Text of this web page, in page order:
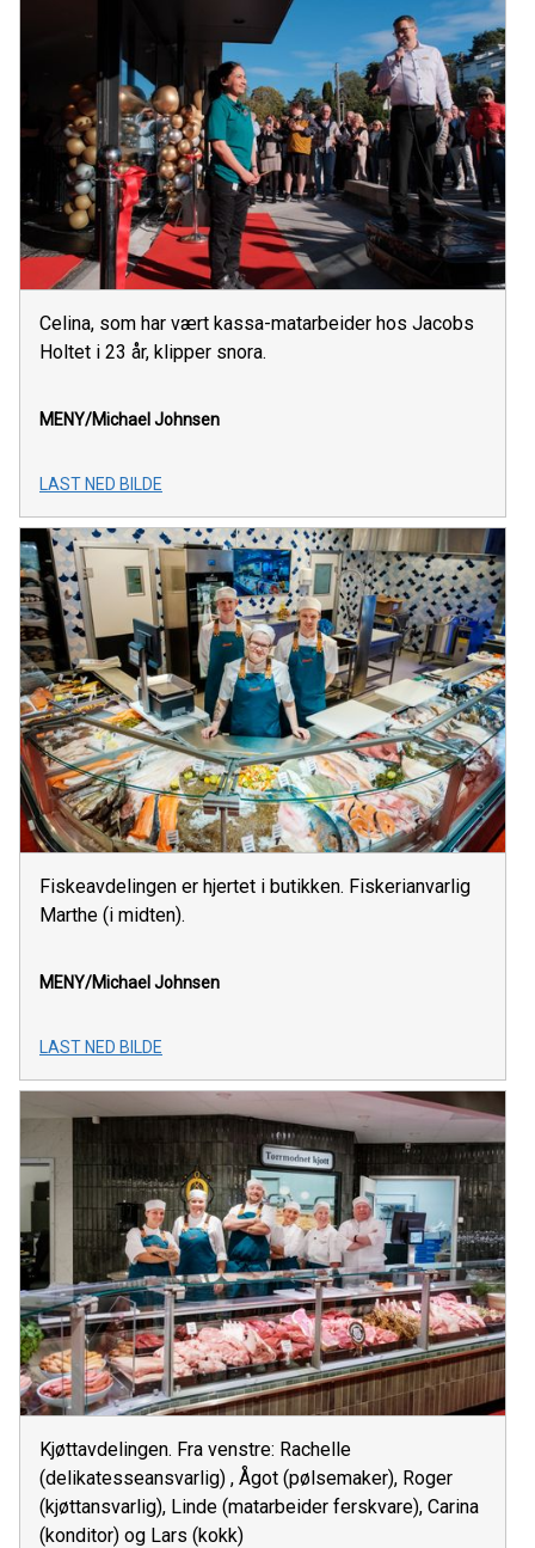
Celina, som har vært kassa-matarbeider hos Jacobs
Holtet i 23 år, klipper snora.
MENY/Michael Johnsen
LAST NED BILDE
Fiskeavdelingen er hjertet i butikken. Fiskerianvarlig
Marthe (i midten).
MENY/Michael Johnsen
LAST NED BILDE
Kjøttavdelingen. Fra venstre: Rachelle
(delikatesseansvarlig) , Ågot (pølsemaker), Roger
(kjøttansvarlig), Linde (matarbeider ferskvare), Carina
(konditor) og Lars (kokk)